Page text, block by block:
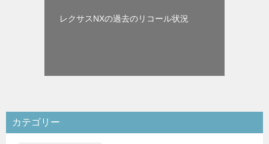
レクサスNXの過去のリコール状況
カテゴリー